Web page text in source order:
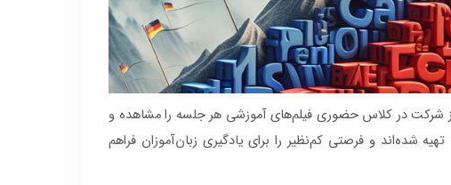
شرکت در کلاس حضوری فیلم‌های آموزشی هر جلسه را مشاهده و
شده‌اند و فرصتی کم‌نظیر را برای یادگیری زبان‌آموزان فراهم